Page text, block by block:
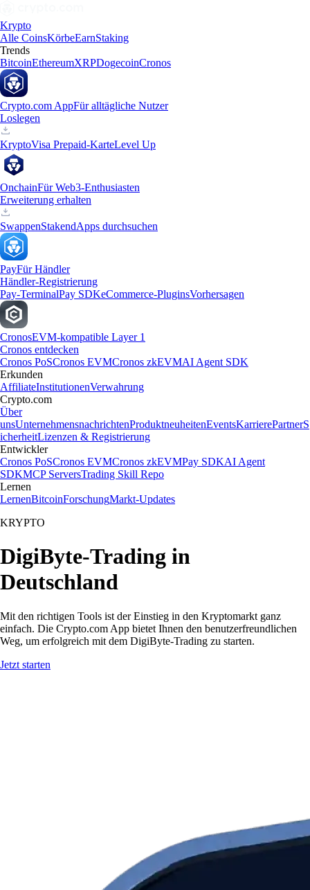
Krypto
Alle CoinsKörbeEarnStaking
Trends
BitcoinEthereumXRPDogecoinCronos
Crypto.com AppFür alltägliche Nutzer
Loslegen
KryptoVisa Prepaid-KarteLevel Up
OnchainFür Web3-Enthusiasten
Erweiterung erhalten
SwappenStakendApps durchsuchen
PayFür Händler
Händler-Registrierung
Pay-TerminalPay SDKeCommerce-PluginsVorhersagen
CronosEVM-kompatible Layer 1
Cronos entdecken
Cronos PoSCronos EVMCronos zkEVMAI Agent SDK
Erkunden
AffiliateInstitutionenVerwahrung
Crypto.com
Über
unsUnternehmensnachrichtenProduktneuheitenEventsKarrierePartnerS
icherheitLizenzen & Registrierung
Entwickler
Cronos PoSCronos EVMCronos zkEVMPay SDKAI Agent
SDKMCP ServersTrading Skill Repo
Lernen
LernenBitcoinForschungMarkt-Updates
KRYPTO
DigiByte-Trading in
Deutschland
Mit den richtigen Tools ist der Einstieg in den Kryptomarkt ganz
einfach. Die Crypto.com App bietet Ihnen den benutzerfreundlichen
Weg, um erfolgreich mit dem DigiByte-Trading zu starten.
Jetzt starten